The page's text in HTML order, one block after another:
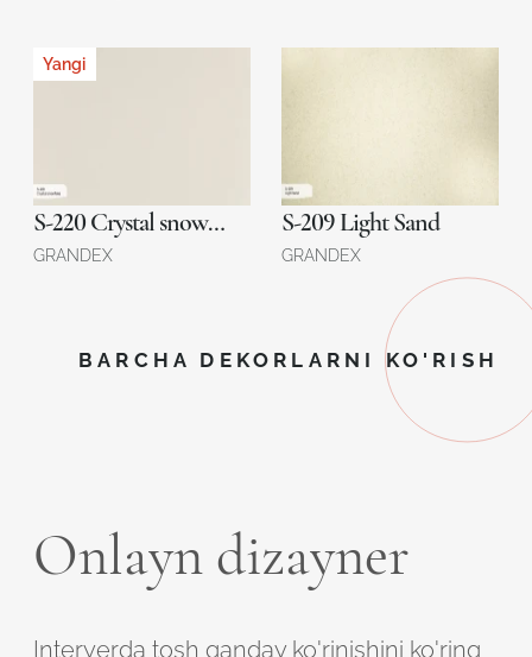
Yangi
S-220 Crystal snowflake
GRANDEX
S-209 Light Sand
GRANDEX
BARCHA DEKORLARNI KO'RISH
Onlayn dizayner
Interyerda tosh qanday ko'rinishini ko'ring